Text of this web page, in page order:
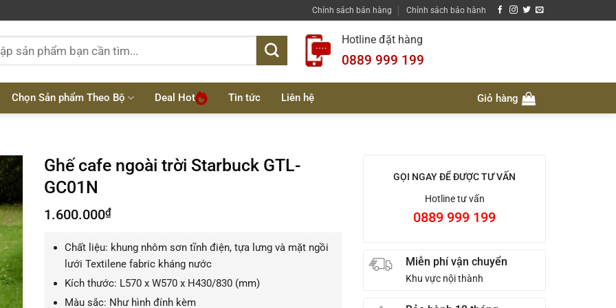
Chính sách bán hàng Chính sách bảo hành
Hotline đặt hàng
0889 999 199
Chọn Sản phẩm Theo Bộ Deal Hot Tin tức Liên hệ Giỏ hàng
Ghế cafe ngoài trời Starbuck GTL-
GC01N
1.600.000₫
Chất liệu: khung nhôm sơn tĩnh điện, tựa lưng và mặt ngồi
lưới Textilene fabric kháng nước
Kích thước: L570 x W570 x H430/830 (mm)
Màu sắc: Như hình đính kèm
GỌI NGAY ĐỂ ĐƯỢC TƯ VẤN
Hotline tư vấn
0889 999 199
Miễn phí vận chuyển
Khu vực nội thành